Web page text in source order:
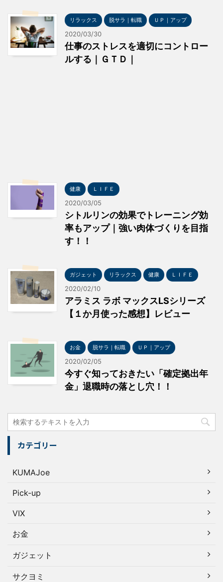
リラックス 脱サラ｜転職 ＵＰ｜アップ
2020/03/30
仕事のストレスを適切にコントロー
ルする｜ＧＴＤ｜
健康 ＬＩＦＥ
2020/03/05
シトルリンの効果でトレーニング効
率もアップ｜強い肉体づくりを目指
す！！
ガジェット リラックス 健康 ＬＩＦＥ
2020/02/10
アラミス ラボ マックスLSシリーズ
【１か月使った感想】レビュー
お金 脱サラ｜転職 ＵＰ｜アップ
2020/02/05
今すぐ知っておきたい「確定拠出年
金」退職時の落とし穴！！
カテゴリー
KUMAJoe
Pick-up
VIX
お金
ガジェット
サクヨミ